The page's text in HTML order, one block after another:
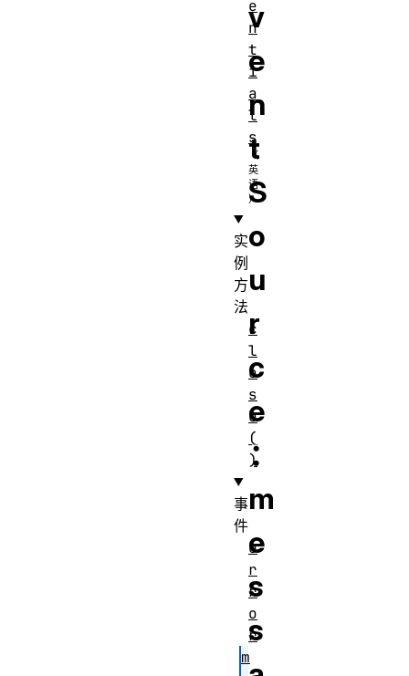
v
e
n
t
S
o
u
r
c
e
：
m
e
s
s
e
n
t
i
a
l
s
实
例
方
法
c
l
o
s
e
(
)
事
件
e
r
r
o
r
m